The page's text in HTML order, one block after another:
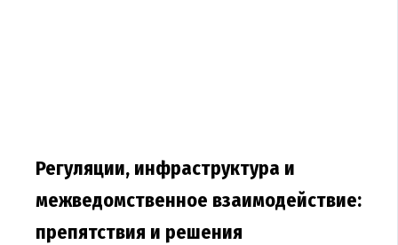
Регуляции, инфраструктура и
межведомственное взаимодействие:
препятствия и решения